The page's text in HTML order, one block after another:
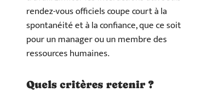
rendez-vous officiels coupe court à la
spontanéité et à la confiance, que ce soit
pour un manager ou un membre des
ressources humaines.
Quels critères retenir ?